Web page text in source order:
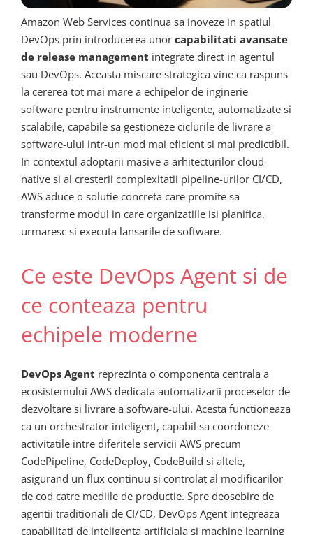
Amazon Web Services continua sa inoveze in spatiul
DevOps prin introducerea unor capabilitati avansate
de release management integrate direct in agentul
sau DevOps. Aceasta miscare strategica vine ca raspuns
la cererea tot mai mare a echipelor de inginerie
software pentru instrumente inteligente, automatizate si
scalabile, capabile sa gestioneze ciclurile de livrare a
software-ului intr-un mod mai eficient si mai predictibil.
In contextul adoptarii masive a arhitecturilor cloud-
native si al cresterii complexitatii pipeline-urilor CI/CD,
AWS aduce o solutie concreta care promite sa
transforme modul in care organizatiile isi planifica,
urmaresc si executa lansarile de software.
Ce este DevOps Agent si de
ce conteaza pentru
echipele moderne
DevOps Agent reprezinta o componenta centrala a
ecosistemului AWS dedicata automatizarii proceselor de
dezvoltare si livrare a software-ului. Acesta functioneaza
ca un orchestrator inteligent, capabil sa coordoneze
activitatile intre diferitele servicii AWS precum
CodePipeline, CodeDeploy, CodeBuild si altele,
asigurand un flux continuu si controlat al modificarilor
de cod catre mediile de productie. Spre deosebire de
agentii traditionali de CI/CD, DevOps Agent integreaza
capabilitati de inteligenta artificiala si machine learning